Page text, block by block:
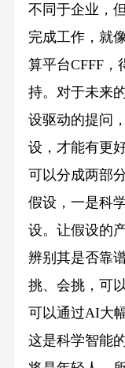
不同于企业，
完成工作，就
算平台CFFF，
持。对于未来
设驱动的提问
设，才能有更
可以分成两部
假设，一是科
设。让假设的
辨别其是否靠
挑、会挑，可
可以通过AI大
这是科学智能